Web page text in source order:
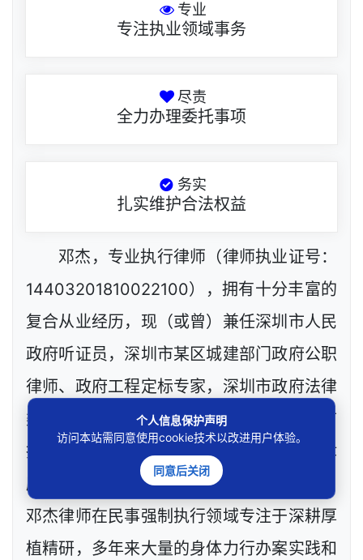
专业
专注执业领域事务
尽责
全力办理委托事项
务实
扎实维护合法权益
邓杰，专业执行律师（律师执业证号：
14403201810022100），拥有十分丰富的
复合从业经历，现（或曾）兼任深圳市人民
政府听证员，深圳市某区城建部门政府公职
律师、政府工程定标专家，深圳市政府法律
类采购评审专家，网络技术工程师等，目前
执业于北京市炜衡（深圳）律师事务所（律
所执业证号：24403200511032007）。
邓杰律师在民事强制执行领域专注于深耕厚
植精研，多年来大量的身体力行办案实践和
个人信息保护声明
访问本站需同意使用cookie技术以改进用户体验。
同意后关闭